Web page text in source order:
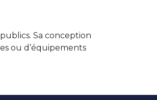
Sa conception
ou d’équipements